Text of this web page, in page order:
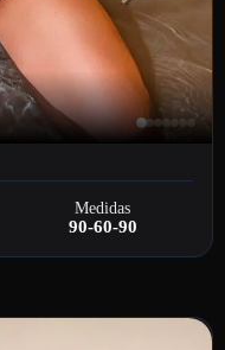
Medidas
90-60-90